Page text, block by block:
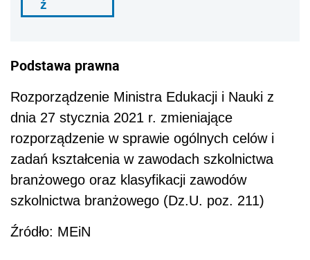
ź
Podstawa prawna
Rozporządzenie Ministra Edukacji i Nauki z
dnia 27 stycznia 2021 r. zmieniające
rozporządzenie w sprawie ogólnych celów i
zadań kształcenia w zawodach szkolnictwa
branżowego oraz klasyfikacji zawodów
szkolnictwa branżowego (Dz.U. poz. 211)
Źródło: MEiN